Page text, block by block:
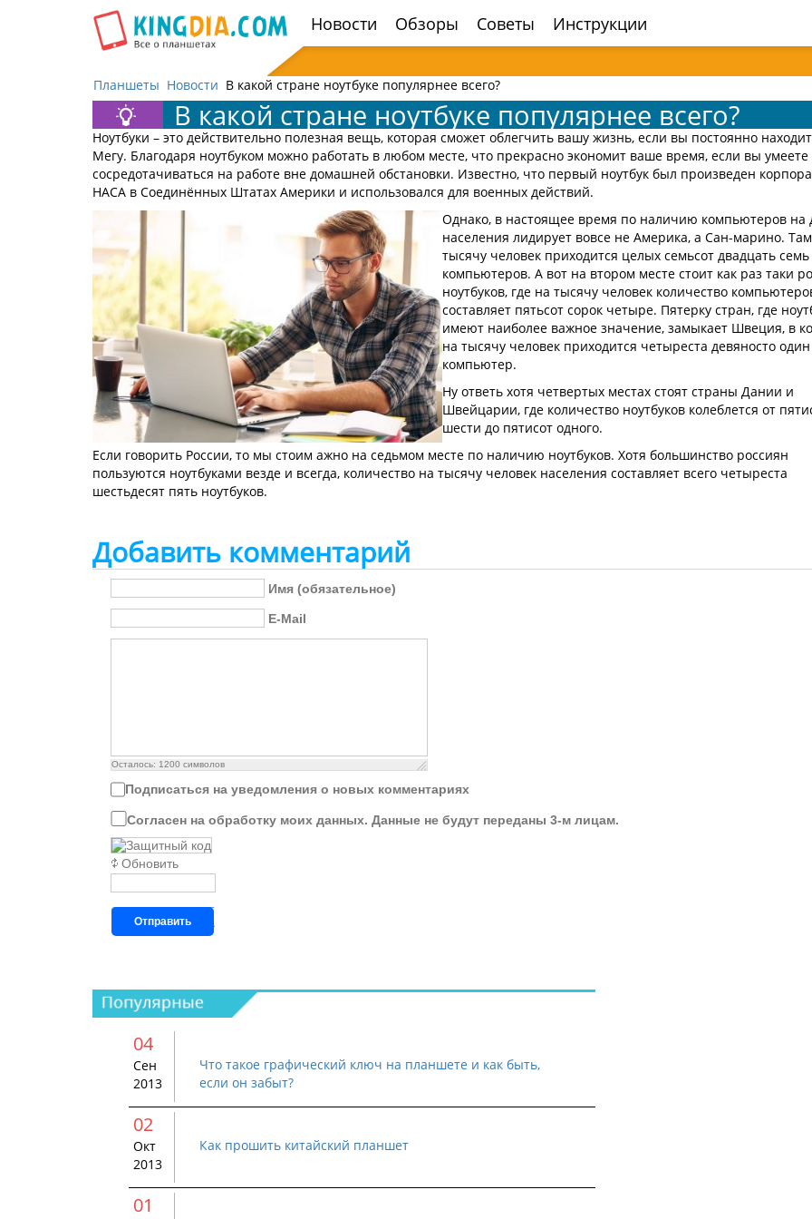
навигацию
Новости Обзоры Советы Инструкции
Планшеты Новости В какой стране ноутбуке популярнее всего?
В какой стране ноутбуке популярнее всего?
Ноутбуки – это действительно полезная вещь, которая сможет облегчить вашу жизнь, если вы постоянно
Мегу. Благодаря ноутбуком можно работать в любом месте, что прекрасно экономит ваше время, если вы умеете
сосредотачиваться на работе вне домашней обстановки. Известно, что первый ноутбук был произведен
НАСА в Соединённых Штатах Америки и использовался для военных действий.
Однако, в настоящее время по наличию компьютеров на
населения лидирует вовсе не Америка, а Сан-марино.
тысячу человек приходится целых семьсот двадцать семь
компьютеров. А вот на втором месте стоит как раз таки
ноутбуков, где на тысячу человек количество
составляет пятьсот сорок четыре. Пятерку стран, где
имеют наиболее важное значение, замыкает Швеция, в
на тысячу человек приходится четыреста девяносто один
компьютер.
Ну ответь хотя четвертых местах стоят страны Дании и
Швейцарии, где количество ноутбуков колеблется от
шести до пятисот одного.
Если говорить России, то мы стоим ажно на седьмом месте по наличию ноутбуков. Хотя большинство россиян
пользуются ноутбуками везде и всегда, количество на тысячу человек населения составляет всего четыреста
шестьдесят пять ноутбуков.
Добавить комментарий
Имя (обязательное)
E-Mail
Осталось: 1200 символов
Подписаться на уведомления о новых комментариях
Согласен на обработку моих данных. Данные не будут переданы 3-м лицам.
Обновить
Отправить
04
Сен
2013
Что такое графический ключ на планшете и как быть,
если он забыт?
02
Окт
2013
Как прошить китайский планшет
01